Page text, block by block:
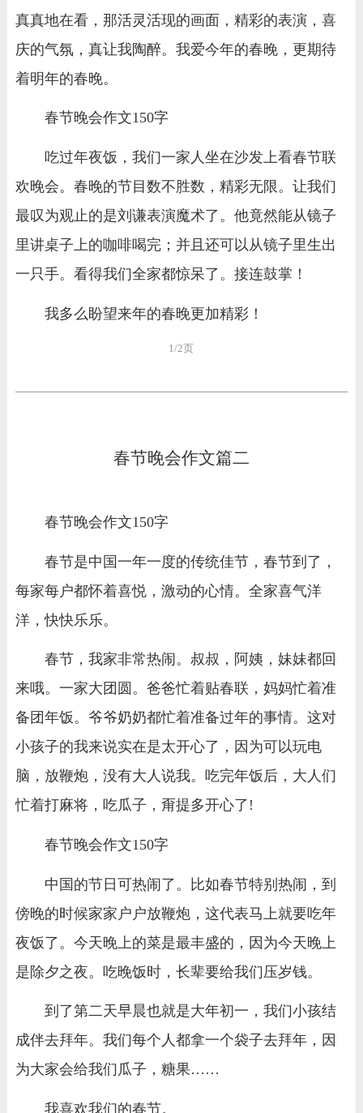
真真地在看，那活灵活现的画面，精彩的表演，喜
庆的气氛，真让我陶醉。我爱今年的春晚，更期待
着明年的春晚。
春节晚会作文150字
吃过年夜饭，我们一家人坐在沙发上看春节联
欢晚会。春晚的节目数不胜数，精彩无限。让我们
最叹为观止的是刘谦表演魔术了。他竟然能从镜子
里讲桌子上的咖啡喝完；并且还可以从镜子里生出
一只手。看得我们全家都惊呆了。接连鼓掌！
我多么盼望来年的春晚更加精彩！
1/2页
春节晚会作文篇二
春节晚会作文150字
春节是中国一年一度的传统佳节，春节到了，
每家每户都怀着喜悦，激动的心情。全家喜气洋
洋，快快乐乐。
春节，我家非常热闹。叔叔，阿姨，妹妹都回
来哦。一家大团圆。爸爸忙着贴春联，妈妈忙着准
备团年饭。爷爷奶奶都忙着准备过年的事情。这对
小孩子的我来说实在是太开心了，因为可以玩电
脑，放鞭炮，没有大人说我。吃完年饭后，大人们
忙着打麻将，吃瓜子，甭提多开心了!
春节晚会作文150字
中国的节日可热闹了。比如春节特别热闹，到
傍晚的时候家家户户放鞭炮，这代表马上就要吃年
夜饭了。今天晚上的菜是最丰盛的，因为今天晚上
是除夕之夜。吃晚饭时，长辈要给我们压岁钱。
到了第二天早晨也就是大年初一，我们小孩结
成伴去拜年。我们每个人都拿一个袋子去拜年，因
为大家会给我们瓜子，糖果……
我喜欢我们的春节。